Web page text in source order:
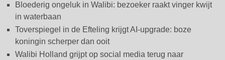
Bloederig ongeluk in Walibi: bezoeker raakt vinger kwijt
in waterbaan
Toverspiegel in de Efteling krijgt AI-upgrade: boze
koningin scherper dan ooit
Walibi Holland grijpt op social media terug naar